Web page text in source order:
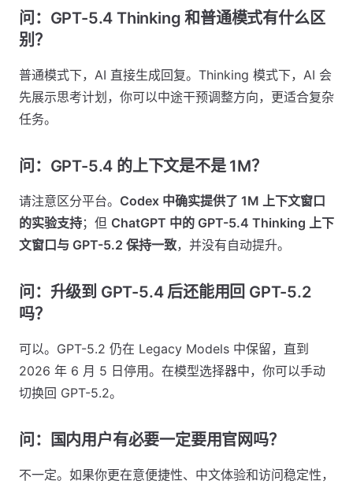
问：GPT-5.4 Thinking 和普通模式有什么区
别？
普通模式下，AI 直接生成回复。Thinking 模式下，AI 会
先展示思考计划，你可以中途干预调整方向，更适合复杂
任务。
问：GPT-5.4 的上下文是不是 1M？
请注意区分平台。 Codex 中确实提供了 1M 上下文窗口
的实验支持；但 ChatGPT 中的 GPT-5.4 Thinking 上下
文窗口与 GPT-5.2 保持一致，并没有自动提升。
问：升级到 GPT-5.4 后还能用回 GPT-5.2
吗？
可以。GPT-5.2 仍在 Legacy Models 中保留，直到
2026 年 6 月 5 日停用。在模型选择器中，你可以手动
切换回 GPT-5.2。
问：国内用户有必要一定要用官网吗？
不一定。如果你更在意便捷性、中文体验和访问稳定性，